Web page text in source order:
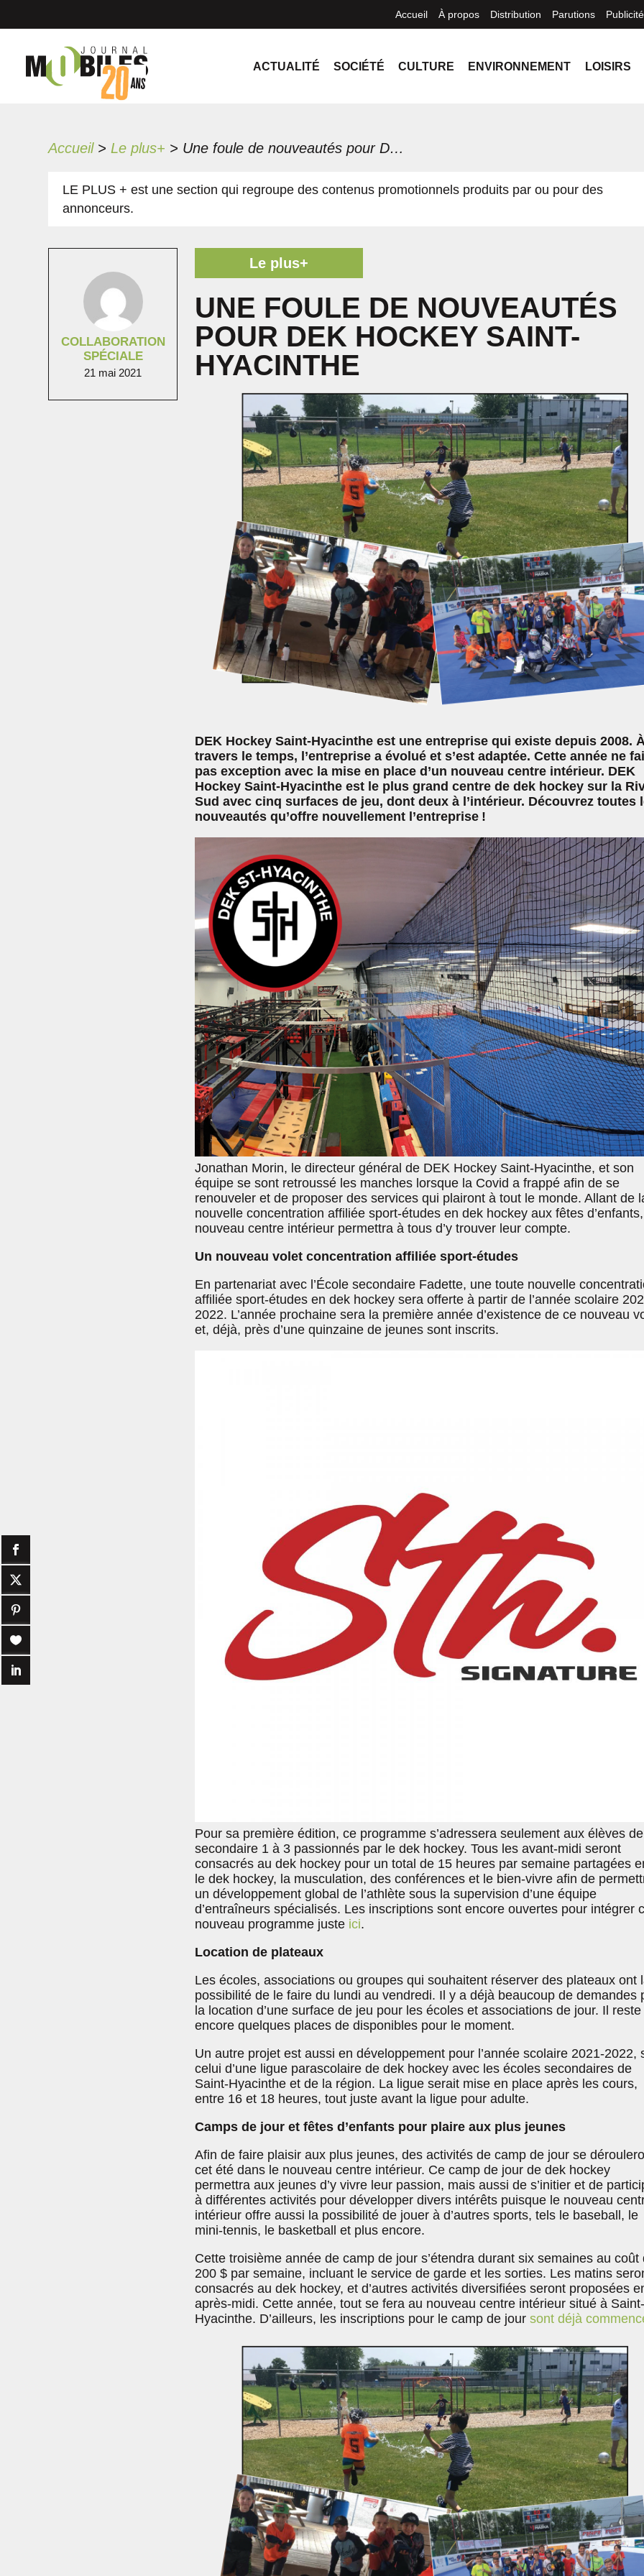
Accueil À propos Distribution Parutions Publicité
ACTUALITÉ SOCIÉTÉ CULTURE ENVIRONNEMENT LOISIRS
Accueil> Le plus+ > Une foule de nouveautés pour DEK Hockey Saint-Hyacinthe
LE PLUS + est une section qui regroupe des contenus promotionnels produits par ou pour des
annonceurs.
COLLABORATION
SPÉCIALE
21 mai 2021
Le plus+
UNE FOULE DE NOUVEAUTÉS
POUR DEK HOCKEY SAINT-
HYACINTHE
DEK Hockey Saint-Hyacinthe est une entreprise qui existe depuis 2008. À
travers le temps, l’entreprise a évolué et s’est adaptée. Cette année ne
pas exception avec la mise en place d’un nouveau centre intérieur. DEK
Hockey Saint-Hyacinthe est le plus grand centre de dek hockey sur la
Sud avec cinq surfaces de jeu, dont deux à l’intérieur. Découvrez toutes
nouveautés qu’offre nouvellement l’entreprise !
Jonathan Morin, le directeur général de DEK Hockey Saint-Hyacinthe, et son
équipe se sont retroussé les manches lorsque la Covid a frappé afin de se
renouveler et de proposer des services qui plairont à tout le monde. Allant de
nouvelle concentration affiliée sport-études en dek hockey aux fêtes
nouveau centre intérieur permettra à tous d’y trouver leur compte.
Un nouveau volet concentration affiliée sport-études
En partenariat avec l’École secondaire Fadette, une toute nouvelle
affiliée sport-études en dek hockey sera offerte à partir de l’année scolaire
2022. L’année prochaine sera la première année d’existence de ce nouveau
et, déjà, près d’une quinzaine de jeunes sont inscrits.
Pour sa première édition, ce programme s’adressera seulement aux élèves de
secondaire 1 à 3 passionnés par le dek hockey. Tous les avant-midi seront
consacrés au dek hockey pour un total de 15 heures par semaine partagées
le dek hockey, la musculation, des conférences et le bien-vivre afin de
un développement global de l’athlète sous la supervision d’une équipe
d’entraîneurs spécialisés. Les inscriptions sont encore ouvertes pour intégrer
nouveau programme juste ici.
Location de plateaux
Les écoles, associations ou groupes qui souhaitent réserver des plateaux ont
possibilité de le faire du lundi au vendredi. Il y a déjà beaucoup de demandes
la location d’une surface de jeu pour les écoles et associations de jour. Il reste
encore quelques places de disponibles pour le moment.
Un autre projet est aussi en développement pour l’année scolaire 2021-2022,
celui d’une ligue parascolaire de dek hockey avec les écoles secondaires de
Saint-Hyacinthe et de la région. La ligue serait mise en place après les cours,
entre 16 et 18 heures, tout juste avant la ligue pour adulte.
Camps de jour et fêtes d’enfants pour plaire aux plus jeunes
Afin de faire plaisir aux plus jeunes, des activités de camp de jour se
cet été dans le nouveau centre intérieur. Ce camp de jour de dek hockey
permettra aux jeunes d’y vivre leur passion, mais aussi de s’initier et de
à différentes activités pour développer divers intérêts puisque le nouveau
intérieur offre aussi la possibilité de jouer à d’autres sports, tels le baseball, le
mini-tennis, le basketball et plus encore.
Cette troisième année de camp de jour s’étendra durant six semaines au coût
200 $ par semaine, incluant le service de garde et les sorties. Les matins
consacrés au dek hockey, et d’autres activités diversifiées seront proposées
après-midi. Cette année, tout se fera au nouveau centre intérieur situé à Saint-
Hyacinthe. D’ailleurs, les inscriptions pour le camp de jour sont déjà